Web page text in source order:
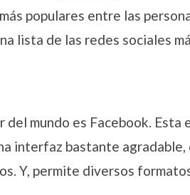
populares entre las
lista de las redes sociales
mundo es Facebook. Esta
interfaz bastante agradable,
Y, permite diversos